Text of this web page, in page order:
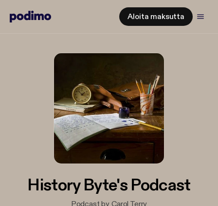
Aloita maksutta
History Byte's Podcast
Podcast by Carol Terry